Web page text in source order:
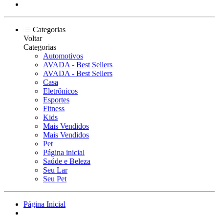
Categorias
Voltar
Categorias
Automotivos
AVADA - Best Sellers
AVADA - Best Sellers
Casa
Eletrônicos
Esportes
Fitness
Kids
Mais Vendidos
Mais Vendidos
Pet
Página inicial
Saúde e Beleza
Seu Lar
Seu Pet
Página Inicial